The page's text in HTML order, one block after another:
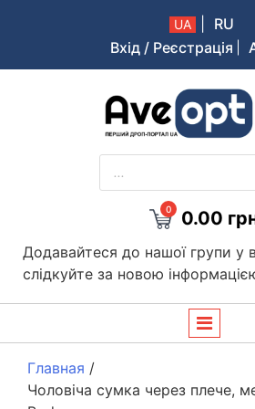
UA
RU
Вхід / Реєстрація
Aveopt – оптова дропшипінг
PRODUCTS
SEARCH
0 0.00
Додавайтеся до нашої групи у
слідкуйте за новою
Главная /
Чоловіча сумка через плече,